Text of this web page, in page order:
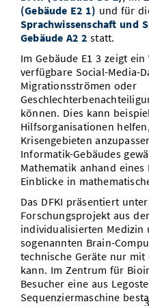
(Gebäude E2 1) und für
Sprachwissenschaft und
Gebäude A2 2 statt.
Im Gebäude E1 3 zeigt
verfügbare Social-Media-
Migrationsströmen oder
können. Dies kann
Hilfsorganisationen
Krisengebieten
Informatik-Gebäudes
Mathematik anhand
Einblicke in
Das DFKI präsentiert
Forschungsprojekt aus
individualisierten
sogenannten Brain-
technische Geräte nur
kann. Im Zentrum für
Besucher eine aus
Sequenziermaschine
3